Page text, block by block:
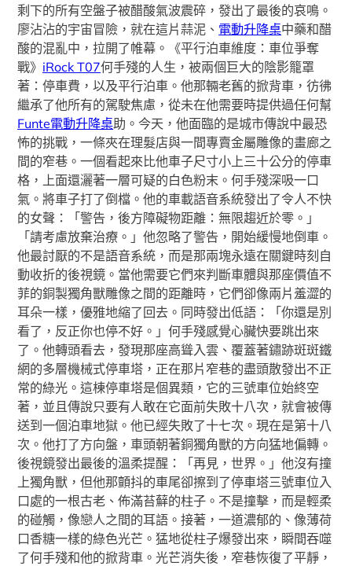
剩下的所有空盤子被醋酸氣波震碎，發出了最後的哀鳴。
廖沾沾的宇宙冒險，就在這片蒜泥、 電動升降桌中藥和醋
酸的混亂中，拉開了帷幕。《平行泊車維度：車位爭奪
戰》 iRock T07何手殘的人生，被兩個巨大的陰影籠罩
著：停車費，以及平行泊車。他那輛老舊的掀背車，彷彿
繼承了他所有的駕駛焦慮，從未在他需要時提供過任何幫
Funte電動升降桌助。今天，他面臨的是城市傳說中最恐
怖的挑戰，一條夾在理髮店與一間專賣金屬雕像的畫廊之
間的窄巷。一個看起來比他車子尺寸小上三十公分的停車
格，上面還灑著一層可疑的白色粉末。何手殘深吸一口
氣。將車子打了倒檔。他的車載語音系統發出了令人不快
的女聲：「警告，後方障礙物距離：無限趨近於零。」
「請考慮放棄治療。」他忽略了警告，開始緩慢地倒車。
他最討厭的不是語音系統，而是那兩塊永遠在關鍵時刻自
動收折的後視鏡。當他需要它們來判斷車體與那座價值不
菲的銅製獨角獸雕像之間的距離時，它們卻像兩片羞澀的
耳朵一樣，優雅地縮了回去。同時發出低語：「你還是別
看了，反正你也停不好。」何手殘感覺心臟快要跳出來
了。他轉頭看去，發現那座高聳入雲、覆蓋著鏽跡斑斑鐵
網的多層機械式停車塔，正在那片窄巷的盡頭散發出不正
常的綠光。這棟停車塔是個異類，它的三號車位始終空
著，並且傳說只要有人敢在它面前失敗十八次，就會被傳
送到一個泊車地獄。他已經失敗了十七次。現在是第十八
次。他打了方向盤，車頭朝著銅獨角獸的方向猛地偏轉。
後視鏡發出最後的溫柔提醒：「再見，世界。」他沒有撞
上獨角獸，但他那顫抖的車尾卻擦到了停車塔三號車位入
口處的一根古老、佈滿苔蘚的柱子。不是撞擊，而是輕柔
的碰觸，像戀人之間的耳語。接著，一道濃郁的、像薄荷
口香糖一樣的綠色光芒。猛地從柱子爆發出來，瞬間吞噬
了何手殘和他的掀背車。光芒消失後，窄巷恢復了平靜，